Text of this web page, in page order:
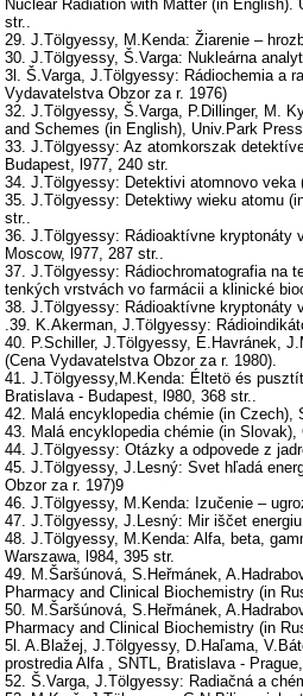
Nuclear Radiation with Matter (in
str..
29. J.Tölgyessy, M.Kenda: Žiarenie –
30. J.Tölgyessy, Š.Varga: Nukleárna
3l. Š.Varga, J.Tölgyessy: Rádiochemia a
Vydavatelstva Obzor za r. 1976)
32. J.Tölgyessy, Š.Varga, P.Dillinger, M.
and Schemes (in English), Univ.Park
33. J.Tölgyessy: Az atomkorszak
Budapest, l977, 240 str.
34. J.Tölgyessy: Detektivi atomnovo veka
35. J.Tölgyessy: Detektiwy wieku atomu
str..
36. J.Tölgyessy: Rádioaktívne kryptonáty
Moscow, l977, 287 str..
37. J.Tölgyessy: Rádiochromatografia na
tenkých vrstvách vo farmácii a klinické
38. J.Tölgyessy: Rádioaktívne kryptonáty
.39. K.Akerman, J.Tölgyessy:
40. P.Schiller, J.Tölgyessy, E.Havránek,
(Cena Vydavatelstva Obzor za r. 1980).
41. J.Tölgyessy,M.Kenda: Éltetö és
Bratislava - Budapest, l980, 368 str..
42. Malá encyklopedia chémie (in Czech),
43. Malá encyklopedia chémie (in
44. J.Tölgyessy: Otázky a odpovede z
45. J.Tölgyessy, J.Lesný: Svet hľadá
Obzor za r. 197)9
46. J.Tölgyessy, M.Kenda: Izučenie –
47. J.Tölgyessy, J.Lesný: Mir iščet
48. J.Tölgyessy, M.Kenda: Alfa, beta,
Warszawa, l984, 395 str.
49. M.Šaršúnová, S.Heřmánek,
Pharmacy and Clinical Biochemistry (in
50. M.Šaršúnová, S.Heřmánek,
Pharmacy and Clinical Biochemistry (in
5l. A.Blažej, J.Tölgyessy, D.Haľama,
prostredia Alfa , SNTL, Bratislava -
52. Š.Varga, J.Tölgyessy: Radiačná a